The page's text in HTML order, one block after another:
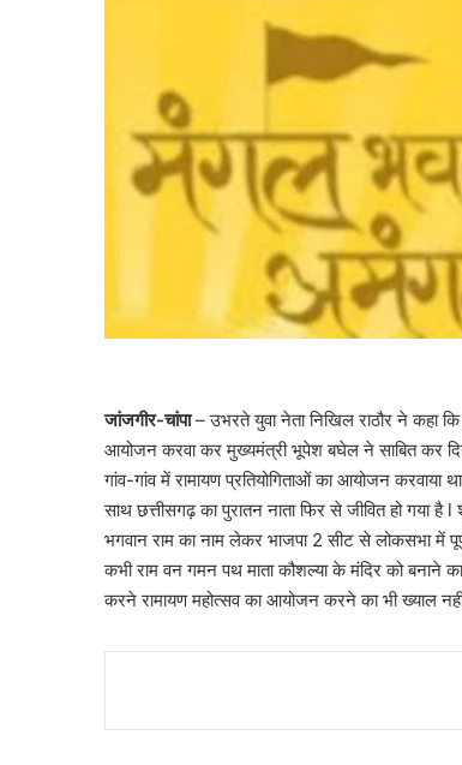
जांजगीर-चांपा– उभरते युवा नेता निखिल राठौर ने कहा कि
आयोजन करवा कर मुख्यमंत्री भूपेश बघेल ने साबित कर
गांव-गांव में रामायण प्रतियोगिताओं का आयोजन करवाया
साथ छत्तीसगढ़ का पुरातन नाता फिर से जीवित हो गया है
भगवान राम का नाम लेकर भाजपा 2 सीट से लोकसभा में
कभी राम वन गमन पथ माता कौशल्या के मंदिर को बनाने
करने रामायण महोत्सव का आयोजन करने का भी ख्याल